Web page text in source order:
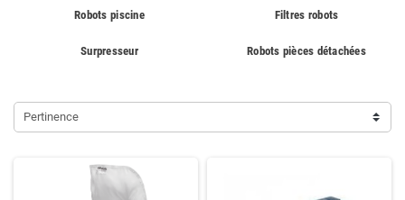
Robots piscine Filtres robots
Surpresseur Robots pièces détachées
Pertinence